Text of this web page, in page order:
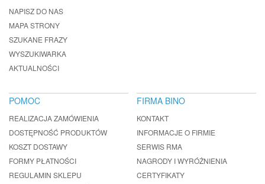
NAPISZ DO NAS
MAPA STRONY
SZUKANE FRAZY
WYSZUKIWARKA
AKTUALNOŚCI
POMOC
REALIZACJA ZAMÓWIENIA
DOSTĘPNOŚĆ PRODUKTÓW
KOSZT DOSTAWY
FORMY PŁATNOŚCI
REGULAMIN SKLEPU
FIRMA BINO
KONTAKT
INFORMACJE O FIRMIE
SERWIS RMA
NAGRODY I WYRÓŻNIENIA
CERTYFIKATY